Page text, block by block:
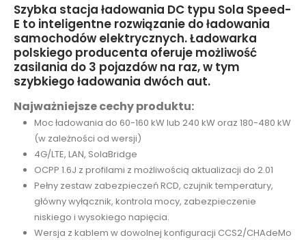
Szybka stacja ładowania DC typu Sola Speed-
E to inteligentne rozwiązanie do ładowania
samochodów elektrycznych. Ładowarka
polskiego producenta oferuje możliwość
zasilania do 3 pojazdów na raz, w tym
szybkiego ładowania dwóch aut.
Najważniejsze cechy produktu:
Moc ładowania do 60-160 kW lub 240 kW oraz 180-480 kW
(w zależności od wersji)
4G/LTE, LAN, SolaBridge
OCPP 1.6J z profilami z możliwością aktualizacji do 2.01
Pełny zestaw zabezpieczeń RCD, czujnik temperatury,
główny wyłącznik, kontrola mocy, zabezpieczenie
niskiego i wysokiego napięcia.
Wersja z kablem w dowolnej konfiguracji CCS2/CHAdeMo